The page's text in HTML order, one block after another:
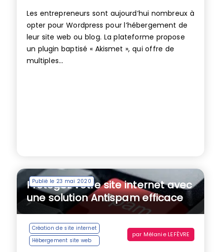
Les entrepreneurs sont aujourd’hui nombreux à
opter pour Wordpress pour l’hébergement de
leur site web ou blog. La plateforme propose
un plugin baptisé « Akismet », qui offre de
multiples...
Publié le 23 mai 2020
Protégez votre site internet avec
une solution Antispam efficace
Création de site internet
Hébergement site web
par Mélanie LEFÈVRE